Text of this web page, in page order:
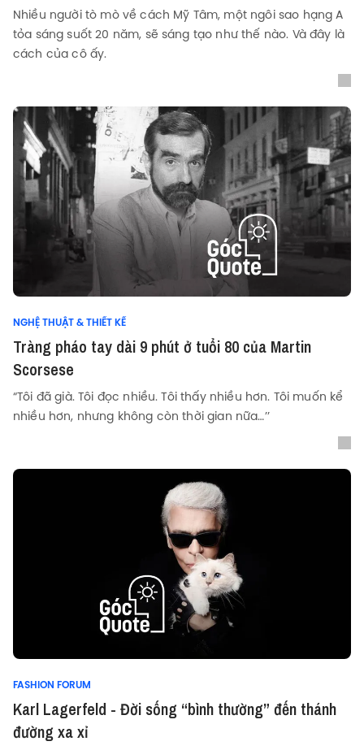
Nhiều người tò mò về cách Mỹ Tâm, một ngôi sao hạng A
tỏa sáng suốt 20 năm, sẽ sáng tạo như thế nào. Và đây là
cách của cô ấy.
NGHỆ THUẬT & THIẾT KẾ
Tràng pháo tay dài 9 phút ở tuổi 80 của Martin
Scorsese
“Tôi đã già. Tôi đọc nhiều. Tôi thấy nhiều hơn. Tôi muốn kể
nhiều hơn, nhưng không còn thời gian nữa…’’
FASHION FORUM
Karl Lagerfeld - Đời sống “bình thường” đến thánh
đường xa xỉ